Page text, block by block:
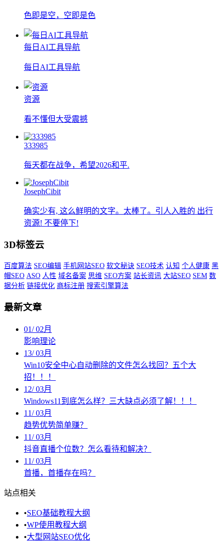
色即是空，空即是色
每日AI工具导航
每日AI工具导航
资源
看不懂但大受震撼
333985
每天都在战争，希望2026和平.
JosephCibit
确实少有, 这么鲜明的文字。太棒了。引人入胜的 出行
资源! 不要停下!
3D标签云
百度算法 SEO编辑 手机网站SEO 软文秘诀 SEO技术 认知 个人健康 黑
帽SEO ASO 人性 域名备案 思维 SEO方案 站长资讯 大站SEO SEM 数
据分析 链接优化 商标注册 搜索引擎算法
最新文章
01/02月
影响理论
13/03月
Win10安全中心自动删除的文件怎么找回？五个大
招！！！
12/03月
Windows11到底怎么样？三大缺点必须了解！！！
11/03月
趋势优势简单赚？
11/03月
抖音直播个位数？怎么看待和解决？
11/03月
首播，首播存在吗？
站点相关
•SEO基础教程大纲
•WP使用教程大纲
•大型网站SEO优化